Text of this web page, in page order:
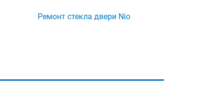
Ремонт стекла двери Nio